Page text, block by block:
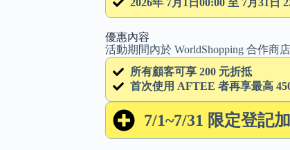
優惠內容
活動期間內於 WorldShopping 合作商
所有顧客可享 200 元折抵
首次使用 AFTEE 者再享最高
7/1~7/31 限定登記